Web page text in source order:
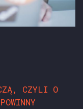
CZYLI O